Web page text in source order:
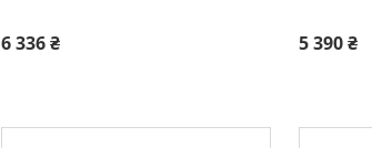
6 336 ₴ 5 390 ₴